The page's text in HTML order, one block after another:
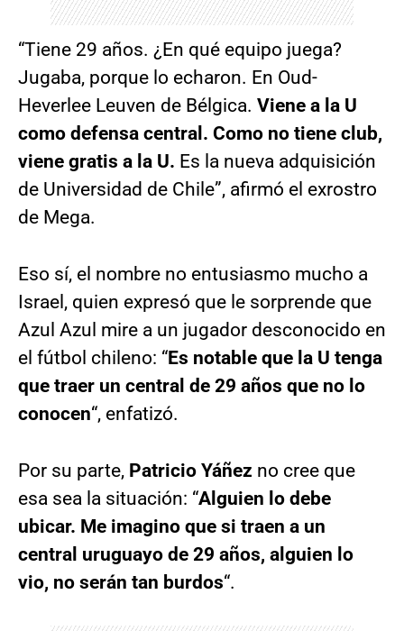
“Tiene 29 años. ¿En qué equipo juega?
Jugaba, porque lo echaron. En Oud-
Heverlee Leuven de Bélgica. Viene a la U
como defensa central. Como no tiene club,
viene gratis a la U. Es la nueva adquisición
de Universidad de Chile”, afirmó el exrostro
de Mega.
Eso sí, el nombre no entusiasmo mucho a
Israel, quien expresó que le sorprende que
Azul Azul mire a un jugador desconocido en
el fútbol chileno: “Es notable que la U tenga
que traer un central de 29 años que no lo
conocen“, enfatizó.
Por su parte, Patricio Yáñez no cree que
esa sea la situación: “Alguien lo debe
ubicar. Me imagino que si traen a un
central uruguayo de 29 años, alguien lo
vio, no serán tan burdos“.